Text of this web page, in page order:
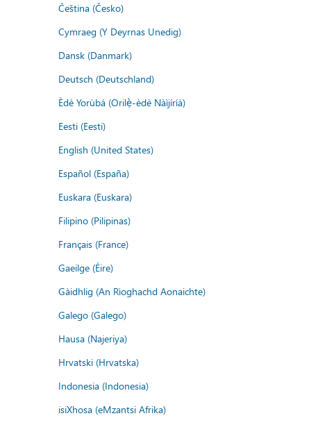
Čeština (Česko)
Cymraeg (Y Deyrnas Unedig)
Dansk (Danmark)
Deutsch (Deutschland)
Èdè Yorùbá (Orilẹ̀-èdè Nàìjíríà)
Eesti (Eesti)
English (United States)
Español (España)
Euskara (Euskara)
Filipino (Pilipinas)
Français (France)
Gaeilge (Éire)
Gàidhlig (An Rìoghachd Aonaichte)
Galego (Galego)
Hausa (Najeriya)
Hrvatski (Hrvatska)
Indonesia (Indonesia)
isiXhosa (eMzantsi Afrika)